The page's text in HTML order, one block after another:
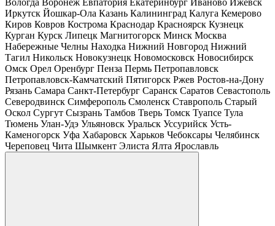
Вологда Воронеж Евпатория Екатеринбург Иваново Ижевск
Иркутск Йошкар-Ола Казань Калининград Калуга Кемерово
Киров Ковров Кострома Краснодар Красноярск Кузнецк
Курган Курск Липецк Магнитогорск Минск Москва
Набережные Челны Находка Нижний Новгород Нижний
Тагил Никольск Новокузнецк Новомосковск Новосибирск
Омск Орел Оренбург Пенза Пермь Петропавловск
Петропавловск-Камчатский Пятигорск Ржев Ростов-на-Дону
Рязань Самара Санкт-Петербург Саранск Саратов Севастополь
Северодвинск Симферополь Смоленск Ставрополь Старый
Оскол Сургут Сызрань Тамбов Тверь Томск Туапсе Тула
Тюмень Улан-Удэ Ульяновск Уральск Уссурийск Усть-
Каменогорск Уфа Хабаровск Харьков Чебоксары Челябинск
Череповец Чита Шымкент Элиста Ялта Ярославль